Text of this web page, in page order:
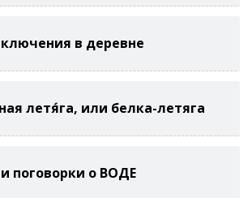
в деревне
летя́га, или белка-летяга
поговорки о ВОДЕ